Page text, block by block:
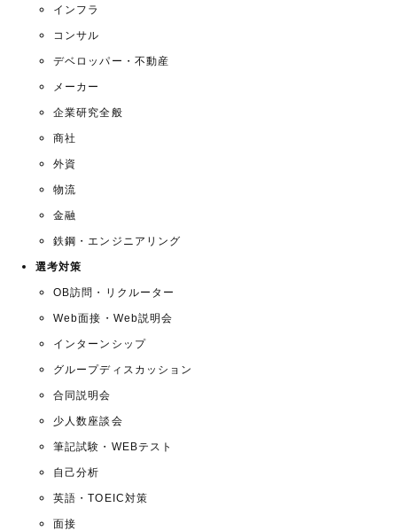
インフラ
コンサル
デベロッパー・不動産
メーカー
企業研究全般
商社
外資
物流
金融
鉄鋼・エンジニアリング
選考対策
OB訪問・リクルーター
Web面接・Web説明会
インターンシップ
グループディスカッション
合同説明会
少人数座談会
筆記試験・WEBテスト
自己分析
英語・TOEIC対策
面接